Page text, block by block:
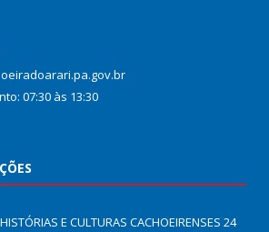
07:30 às 13:30
E CULTURAS CACHOEIRENSES 24